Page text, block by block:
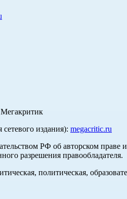
издания): megacritic.ru
РФ об авторском
разрешения правообладателя.
политическая,